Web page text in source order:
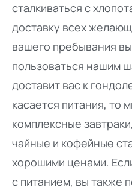
сталкиваться с
доставку всех
вашего пребывания
пользоваться нашим
доставит вас к
касается питания, то
комплексные
чайные и кофейные
хорошими ценами.
с питанием, вы также